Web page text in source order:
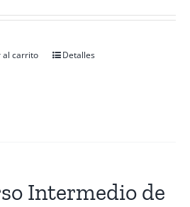
al carrito Detalles
Intermedio de